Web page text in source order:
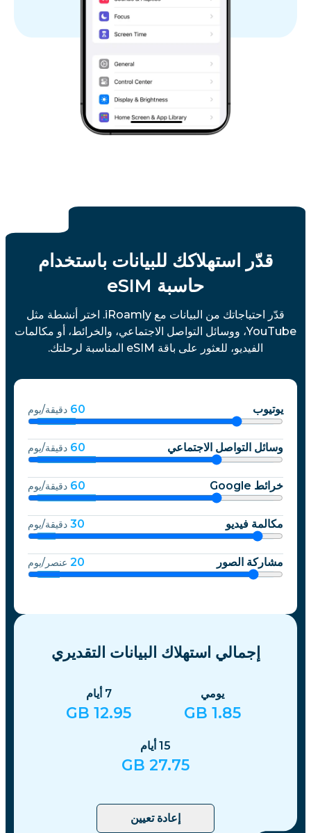
قدّر استهلاكك للبيانات باستخدام
حاسبة eSIM
قدّر احتياجاتك من البيانات مع iRoamly. اختر أنشطة مثل
YouTube، ووسائل التواصل الاجتماعي، والخرائط، أو مكالمات
الفيديو، للعثور على باقة eSIM المناسبة لرحلتك.
يوتيوب 60 دقيقة/يوم
وسائل التواصل الاجتماعي 60 دقيقة/يوم
خرائط Google 60 دقيقة/يوم
مكالمة فيديو 30 دقيقة/يوم
مشاركة الصور 20 عنصر/يوم
إجمالي استهلاك البيانات التقديري
يومي
1.85
7 أيام
12.95
15 أيام
27.75
إعادة تعيين